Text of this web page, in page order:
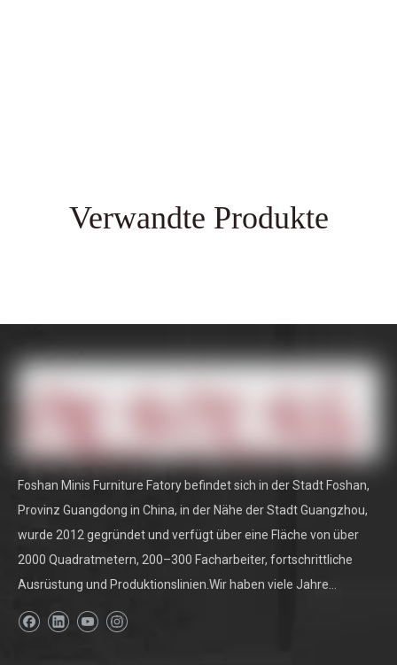
Verwandte Produkte
Foshan Minis Furniture Fatory befindet sich in der Stadt Foshan,
Provinz Guangdong in China, in der Nähe der Stadt Guangzhou,
wurde 2012 gegründet und verfügt über eine Fläche von über
2000 Quadratmetern, 200–300 Facharbeiter, fortschrittliche
Ausrüstung und Produktionslinien.Wir haben viele Jahre...